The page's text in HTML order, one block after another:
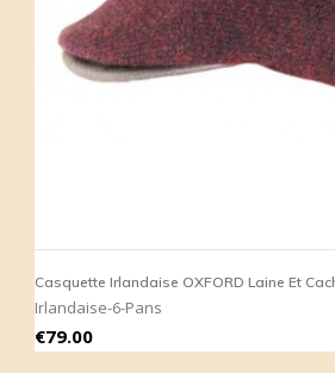
Casquette Irlandaise OXFORD Laine Et
Irlandaise-6-Pans
Price
€79.00